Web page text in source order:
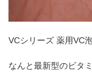
VCシリーズ 薬用VC
なんと最新型のビタ